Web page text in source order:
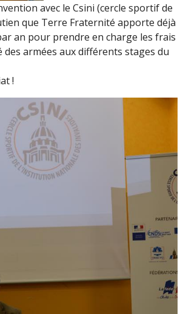
avec le Csini (cercle sportif de
que Terre Fraternité apporte déjà
an pour prendre en charge les frais
des armées aux différents stages du
!